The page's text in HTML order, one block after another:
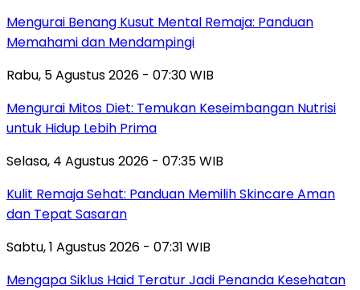
Mengurai Benang Kusut Mental Remaja: Panduan
Memahami dan Mendampingi
Rabu, 5 Agustus 2026 - 07:30 WIB
Mengurai Mitos Diet: Temukan Keseimbangan Nutrisi
untuk Hidup Lebih Prima
Selasa, 4 Agustus 2026 - 07:35 WIB
Kulit Remaja Sehat: Panduan Memilih Skincare Aman
dan Tepat Sasaran
Sabtu, 1 Agustus 2026 - 07:31 WIB
Mengapa Siklus Haid Teratur Jadi Penanda Kesehatan